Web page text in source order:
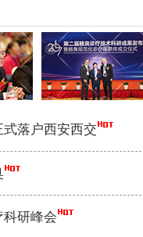
落户西安西交
研峰会